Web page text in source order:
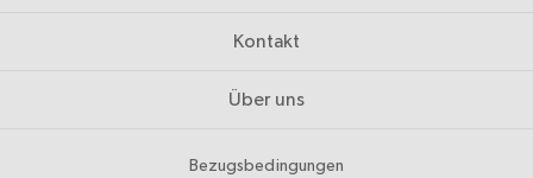
Kontakt
Über uns
Bezugsbedingungen